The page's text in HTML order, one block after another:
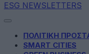
ESG NEWSLETTERS
ΠΟΛΙΤΙΚΗ
SMART CITIES